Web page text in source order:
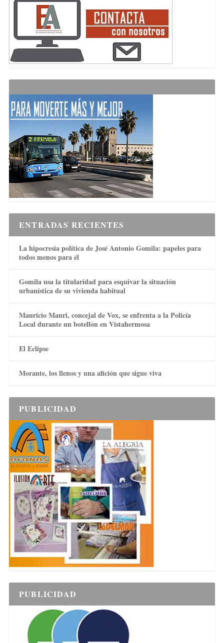
ENTRADAS RECIENTES
La hipocresía política de José Antonio Gomila: papeles para
todos menos para él
Gomila usa la titularidad para esquivar la situación
urbanística de su vivienda habitual
Mauricio Mauri, concejal de Vox, se enfrenta a la Policía
Local durante un botellón en Vistahermosa
El Eclipse
Morante, los llenos y una afición que sigue viva
PUBLICIDAD
PUBLICIDAD